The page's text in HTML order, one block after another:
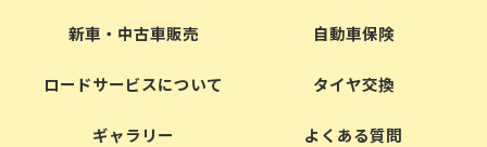
新車・中古車販売 自動車保険
ロードサービスについて タイヤ交換
ギャラリー よくある質問